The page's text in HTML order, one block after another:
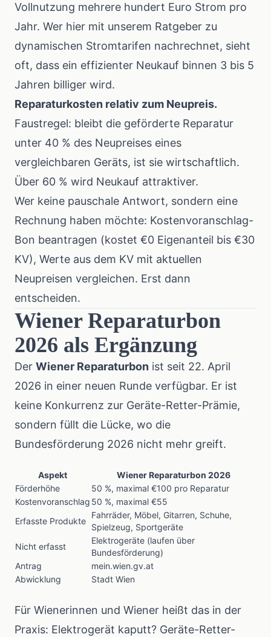
Vollnutzung mehrere hundert Euro Strom pro
Jahr. Wer hier mit unserem Ratgeber zu
dynamischen Stromtarifen nachrechnet, sieht
oft, dass ein effizienter Neukauf binnen 3 bis 5
Jahren billiger wird.
Reparaturkosten relativ zum Neupreis.
Faustregel: bleibt die geförderte Reparatur
unter 40 % des Neupreises eines
vergleichbaren Geräts, ist sie wirtschaftlich.
Über 60 % wird Neukauf attraktiver.
Wer keine pauschale Antwort, sondern eine
Rechnung haben möchte: Kostenvoranschlag-
Bon beantragen (kostet €0 Eigenanteil bis €30
KV), Werte aus dem KV mit aktuellen
Neupreisen vergleichen. Erst dann
entscheiden.
Wiener Reparaturbon
2026 als Ergänzung
Der Wiener Reparaturbon ist seit 22. April
2026 in einer neuen Runde verfügbar. Er ist
keine Konkurrenz zur Geräte-Retter-Prämie,
sondern füllt die Lücke, wo die
Bundesförderung 2026 nicht mehr greift.
Aspekt
Wiener Reparaturbon 2026
Förderhöhe
50 %, maximal €100 pro Reparatur
Kostenvoranschlag 50 %, maximal €55
Erfasste Produkte
Fahrräder, Möbel, Gitarren, Schuhe,
Spielzeug, Sportgeräte
Nicht erfasst
Elektrogeräte (laufen über
Bundesförderung)
Antrag
mein.wien.gv.at
Abwicklung
Stadt Wien
Für Wienerinnen und Wiener heißt das in der
Praxis: Elektrogerät kaputt? Geräte-Retter-